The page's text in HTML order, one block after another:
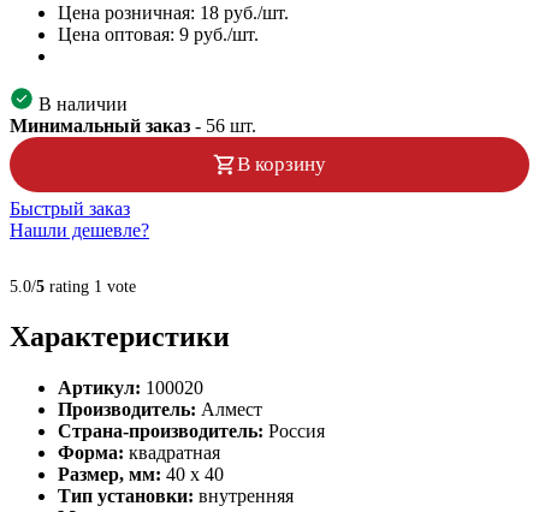
Цена розничная: 18 руб./шт.
Цена оптовая: 9 руб./шт.
В наличии
Минимальный заказ - 56 шт.
В корзину
Быстрый заказ
Нашли дешевле?
5.0/5 rating 1 vote
Характеристики
Артикул: 100020
Производитель: Алмест
Страна-производитель: Россия
Форма: квадратная
Размер, мм: 40 х 40
Тип установки: внутренняя